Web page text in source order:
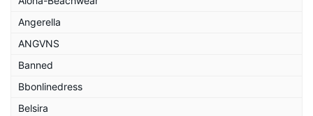
Angerella
ANGVNS
Banned
Bbonlinedress
Belsira